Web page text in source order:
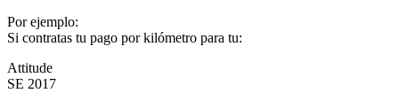
Por ejemplo:
Si contratas tu pago por kilómetro para tu:
Attitude
SE 2017